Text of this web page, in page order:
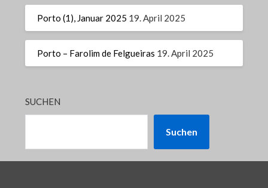
Porto (1), Januar 2025 19. April 2025
Porto – Farolim de Felgueiras 19. April 2025
SUCHEN
Suchen